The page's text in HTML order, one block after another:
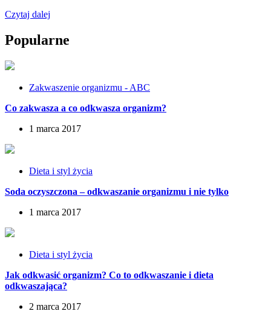
Czytaj dalej
Popularne
Zakwaszenie organizmu - ABC
Co zakwasza a co odkwasza organizm?
1 marca 2017
Dieta i styl życia
Soda oczyszczona – odkwaszanie organizmu i nie tylko
1 marca 2017
Dieta i styl życia
Jak odkwasić organizm? Co to odkwaszanie i dieta
odkwaszająca?
2 marca 2017